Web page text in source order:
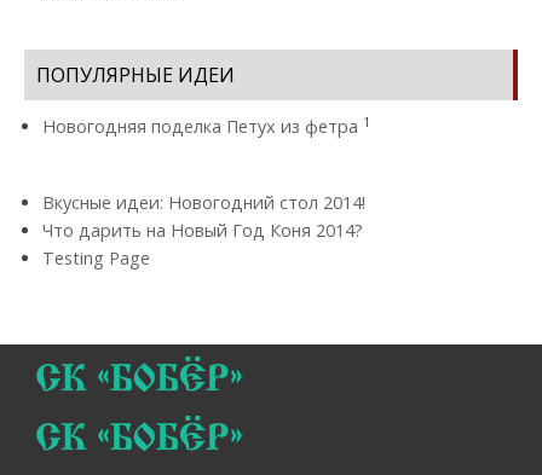
ПОПУЛЯРНЫЕ ИДЕИ
Новогодняя поделка Петух из фетра 1
Вкусные идеи: Новогодний стол 2014!
Что дарить на Новый Год Коня 2014?
Testing Page